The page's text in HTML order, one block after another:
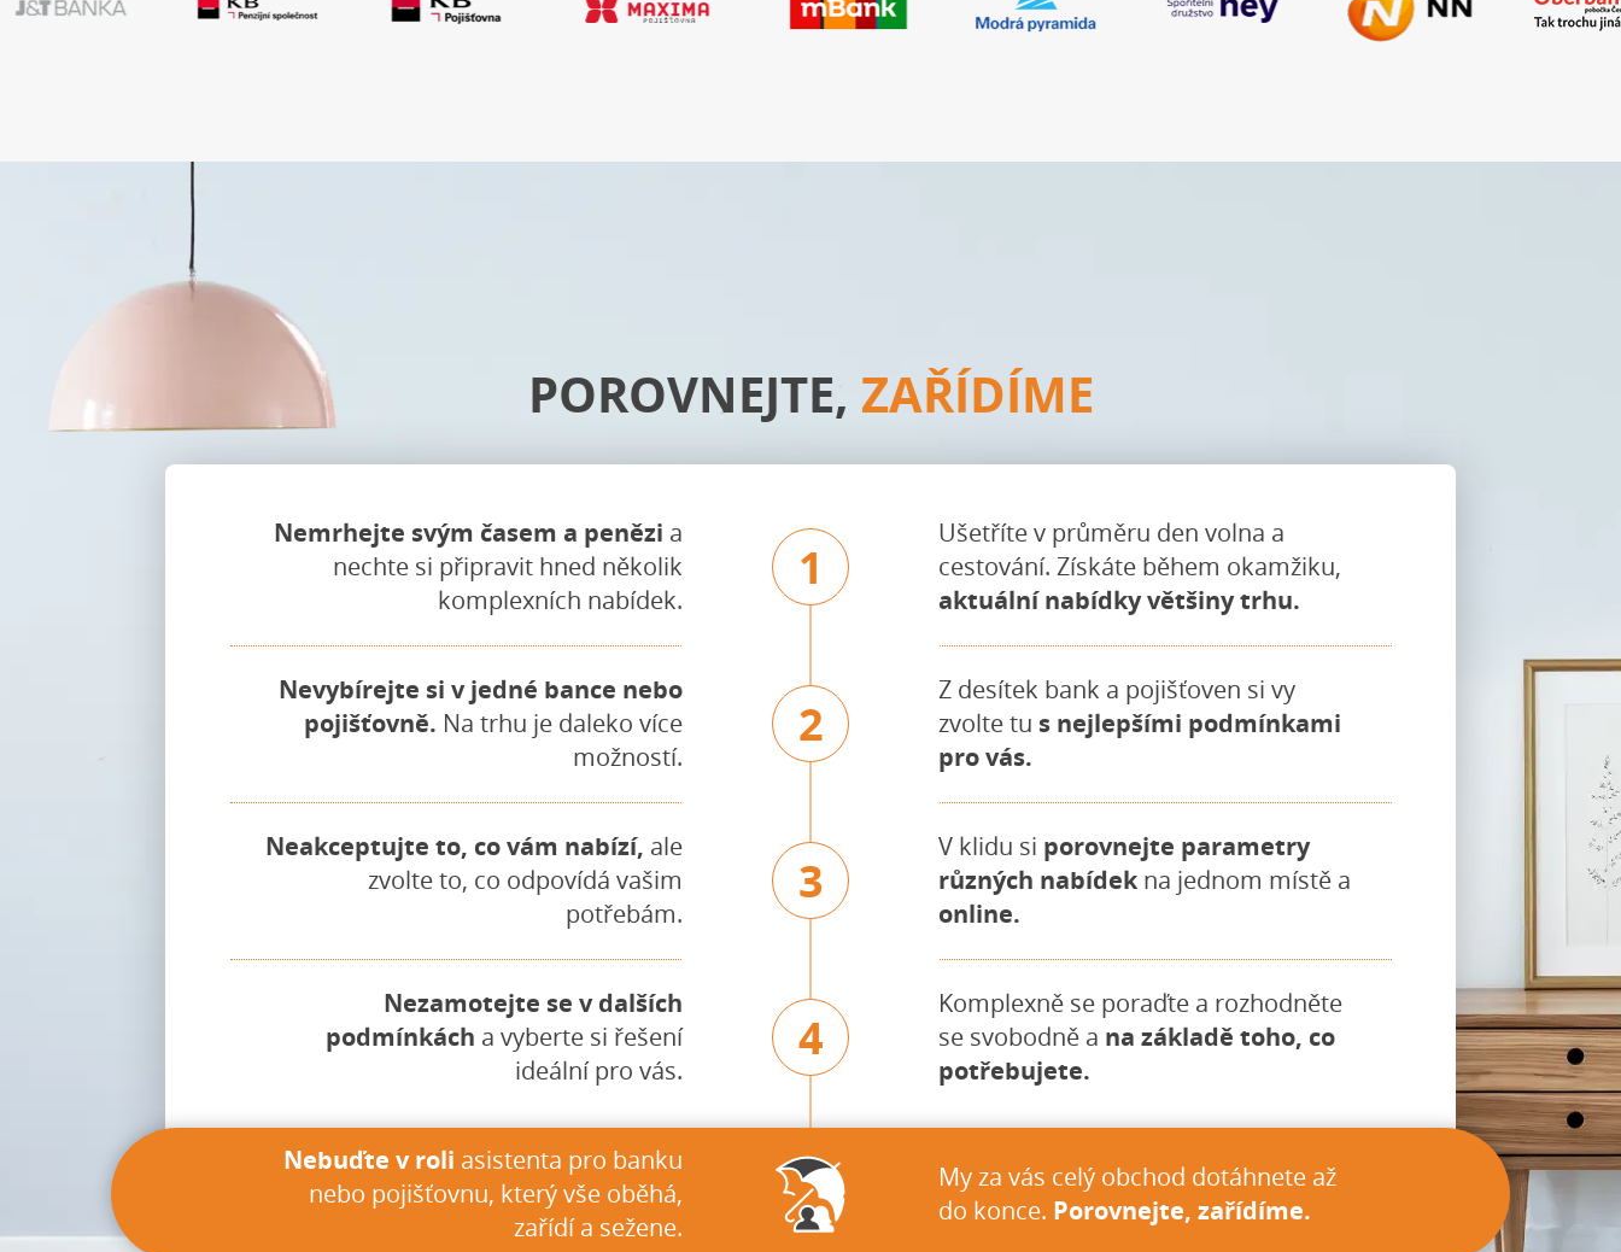
POROVNEJTE, ZAŘÍDÍME
1
Nemrhejte svým časem a penězi a
nechte si připravit hned několik
komplexních nabídek.
Ušetříte v průměru den volna a
cestování. Získáte během okamžiku,
aktuální nabídky většiny trhu.
2
Nevybírejte si v jedné bance nebo
pojišťovně. Na trhu je daleko více
možností.
Z desítek bank a pojišťoven si vy
zvolte tu s nejlepšími podmínkami
pro vás.
3
Neakceptujte to, co vám nabízí, ale
zvolte to, co odpovídá vašim
potřebám.
V klidu si porovnejte parametry
různých nabídekna jednom místě a
online.
4
Nezamotejte se v dalších
podmínkách a vyberte si řešení
ideální pro vás.
Komplexně se poraďte a rozhodněte
se svobodně a na základě toho, co
potřebujete.
Nebuďte v roli asistenta pro banku
nebo pojišťovnu, který vše oběhá,
zařídí a sežene.
My za vás celý obchod dotáhnete až
do konce. Porovnejte, zařídíme.